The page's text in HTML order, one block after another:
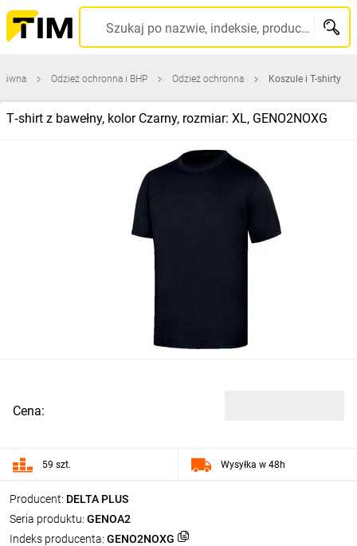
Szukaj po nazwie, indeksie, producencie, kodzie kreskowym...
Odzież ochronna i BHP Odzież ochronna Koszule i T-shirty
T‑shirt z bawełny, kolor Czarny, rozmiar: XL, GENO2NOXG
Producent: DELTA PLUS
Seria produktu: GENOA2
Indeks producenta: GENO2NOXG
Cena:
59 szt. Wysyłka w 48h